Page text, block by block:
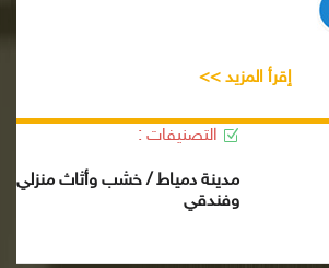
إقرأ المزيد >>
التصنيفات :
مدينة دمياط / خشب وأثاث منزلي
وفندقي